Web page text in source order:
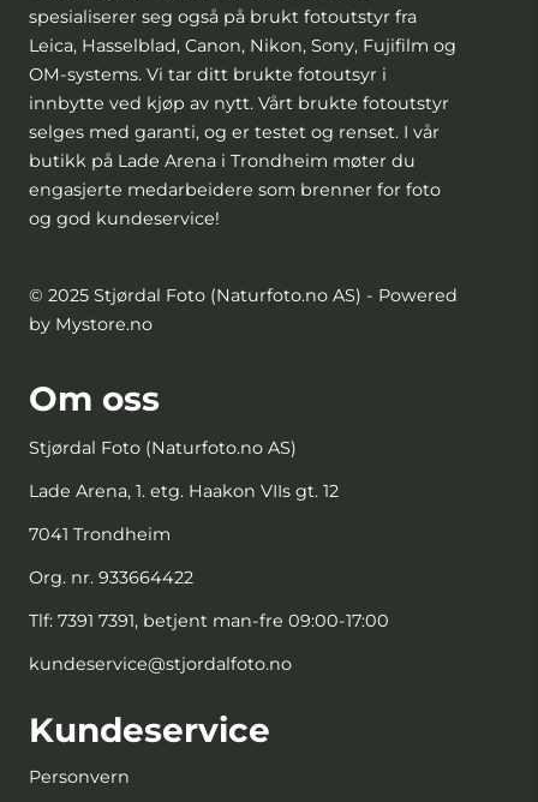
spesialiserer seg også på brukt fotoutstyr fra
Leica, Hasselblad, Canon, Nikon, Sony, Fujifilm og
OM-systems. Vi tar ditt brukte fotoutsyr i
innbytte ved kjøp av nytt. Vårt brukte fotoutstyr
selges med garanti, og er testet og renset. I vår
butikk på Lade Arena i Trondheim møter du
engasjerte medarbeidere som brenner for foto
og god kundeservice!
© 2025 Stjørdal Foto (Naturfoto.no AS) - Powered
by Mystore.no
Om oss
Stjørdal Foto (Naturfoto.no AS)
Lade Arena, 1. etg. Haakon VIIs gt. 12
7041 Trondheim
Org. nr. 933664422
Tlf: 7391 7391, betjent man-fre 09:00-17:00
kundeservice@stjordalfoto.no
Kundeservice
Personvern